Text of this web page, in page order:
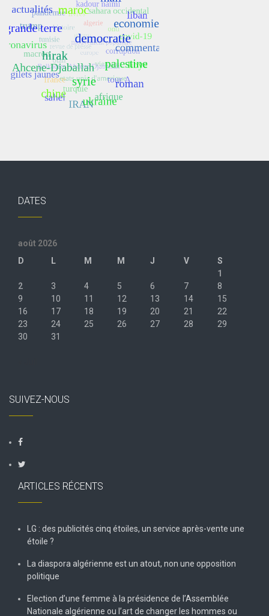
DATES
août 2026
D
L M M J V
S
1
2
3 4 5 6 7
8
9
10 11 12 13 14
15
16
17 18 19 20 21
22
23
24 25 26 27 28
29
30
31
SUIVEZ-NOUS
ARTICLES RÉCENTS
LG : des publicités cinq étoiles, un service après-vente une
étoile ?
La diaspora algérienne est un atout, non une opposition
politique
Election d’une femme à la présidence de l’Assemblée
Nationale algérienne ou l’art de changer les hommes ou